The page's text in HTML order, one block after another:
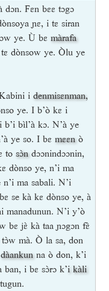
dɔn. Fɛn bɛɛ tɔgɔ
ɲɛ, i tɛ siran
ye. Ù bɛ màrafa
dònsow ye. Òlu ye
i denmisɛnman,
ye. I b’ò kɛ i
bìl’à kɔ. N’à ye
ye so. I bɛ mɛɛnò
to sɔ̀ndɔɔnindɔɔnin,
dònso ye, n’i ma
ma sabali. N’i
se kà kɛ dònso ye, à
N’i y’ò
bɛ jɛ̀ kà taa ɲɔgɔn fɛ̀
mà. Ò la sa, don
dàankunna ò don, k’i
ban, i bɛ sɔ̀rɔ k’i kàli